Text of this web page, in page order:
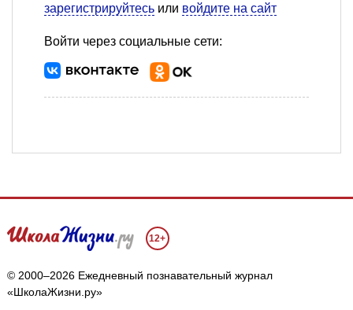
зарегистрируйтесь или войдите на сайт
Войти через социальные сети:
12+
© 2000–2026 Ежедневный познавательный журнал
«ШколаЖизни.ру»